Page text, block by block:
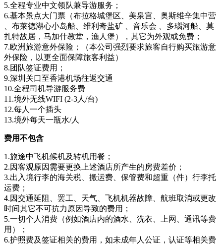
5.全程专业中文领队兼导游服务；
6.基本景点大门票（布拉格城堡区、美泉宫、奥斯维辛集中营
、布莱德湖心小岛船、维利奇盐矿 、音乐会 、多瑙河船、莫
扎特故居，马加什教堂，渔人堡），其它为外观或免费；
7.欧洲旅游意外保险；（本公司强烈要求旅客自行购买旅游意
外保险，以更全面保障旅客利益）
8.团队签证费用；
9.深圳关口至香港机场往返交通
10.全程司机导游服务费
11.境外无线WIFI (2-3人/台)
12.每人一个插头
13.境外每天一瓶水/人
费用不包含
1.旅途中飞机候机及转机用餐；
2.因客观原因需要更换上述酒店所产生的房费差价；
3.出入境行李的海关税、搬运费、保管费和超重（件）行李托
运费；
4.因交通延阻、罢工、天气、飞机机器故障、航班取消或更改
时间其它不可抗力原因导致的费用；
5.一切个人消费（例如酒店内的酒水、洗衣、上网、通讯等费
用）；
6.护照费及签证相关的费用，如未成年人公证，认证等相关费